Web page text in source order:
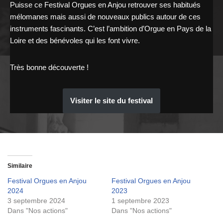
Puisse ce Festival Orgues en Anjou retrouver ses habitués
mélomanes mais aussi de nouveaux publics autour de ces
instruments fascinants. C’est l’ambition d’Orgue en Pays de la
Loire et des bénévoles qui les font vivre.
Très bonne découverte !
Visiter le site du festival
Similaire
Festival Orgues en Anjou
2024
3 septembre 2024
Dans "Nos actions"
Festival Orgues en Anjou
2023
1 septembre 2023
Dans "Nos actions"